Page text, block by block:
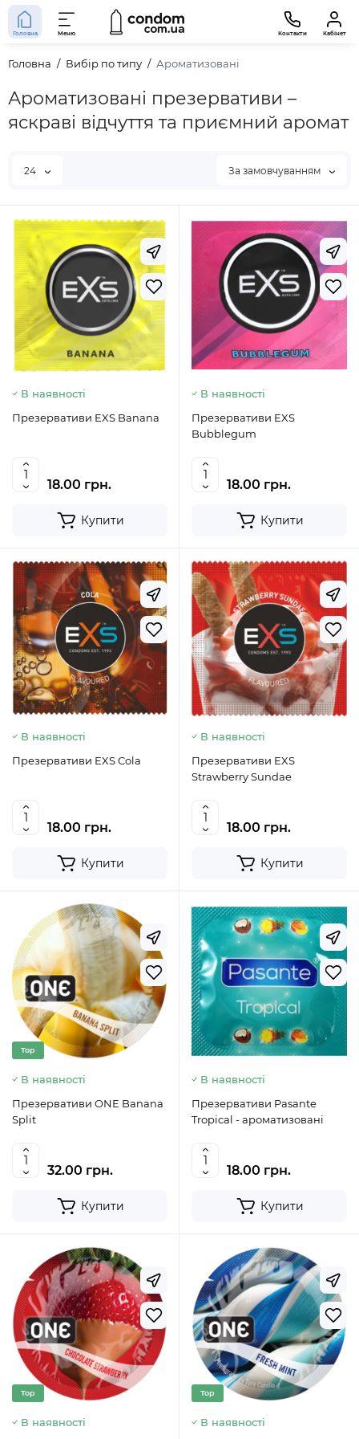
Головна Меню Контакти Кабінет
Головна Вибір по типу Ароматизовані
Ароматизовані презервативи –
яскраві відчуття та приємний аромат
24 За замовчуванням
В наявності
Презервативи EXS Banana
18.00 грн.
Купити
В наявності
Презервативи EXS
Bubblegum
18.00 грн.
Купити
В наявності
Презервативи EXS Cola
18.00 грн.
Купити
В наявності
Презервативи EXS
Strawberry Sundae
18.00 грн.
Купити
Top
В наявності
Презервативи ONE Banana
Split
32.00 грн.
Купити
В наявності
Презервативи Pasante
Tropical - ароматизовані
18.00 грн.
Купити
Top
В наявності
Top
В наявності